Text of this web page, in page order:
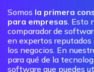
Somos la primera
para empresas. Esto
comparador de
en expertos
los negocios. En
para qué de la
software que puedes